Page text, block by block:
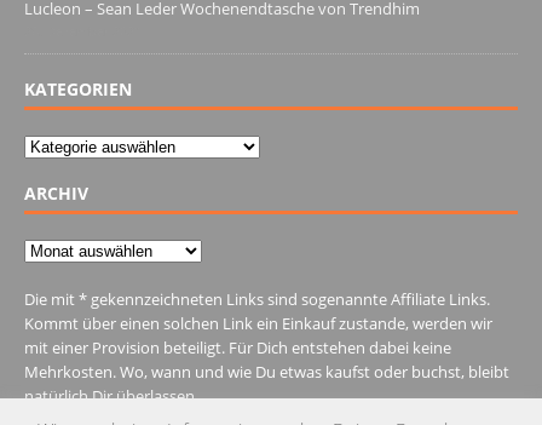
Lucleon – Sean Leder Wochenendtasche von Trendhim
KATEGORIEN
Kategorien
ARCHIV
Archiv
Die mit * gekennzeichneten Links sind sogenannte Affiliate Links.
Kommt über einen solchen Link ein Einkauf zustande, werden wir
mit einer Provision beteiligt. Für Dich entstehen dabei keine
Mehrkosten. Wo, wann und wie Du etwas kaufst oder buchst, bleibt
natürlich Dir überlassen.